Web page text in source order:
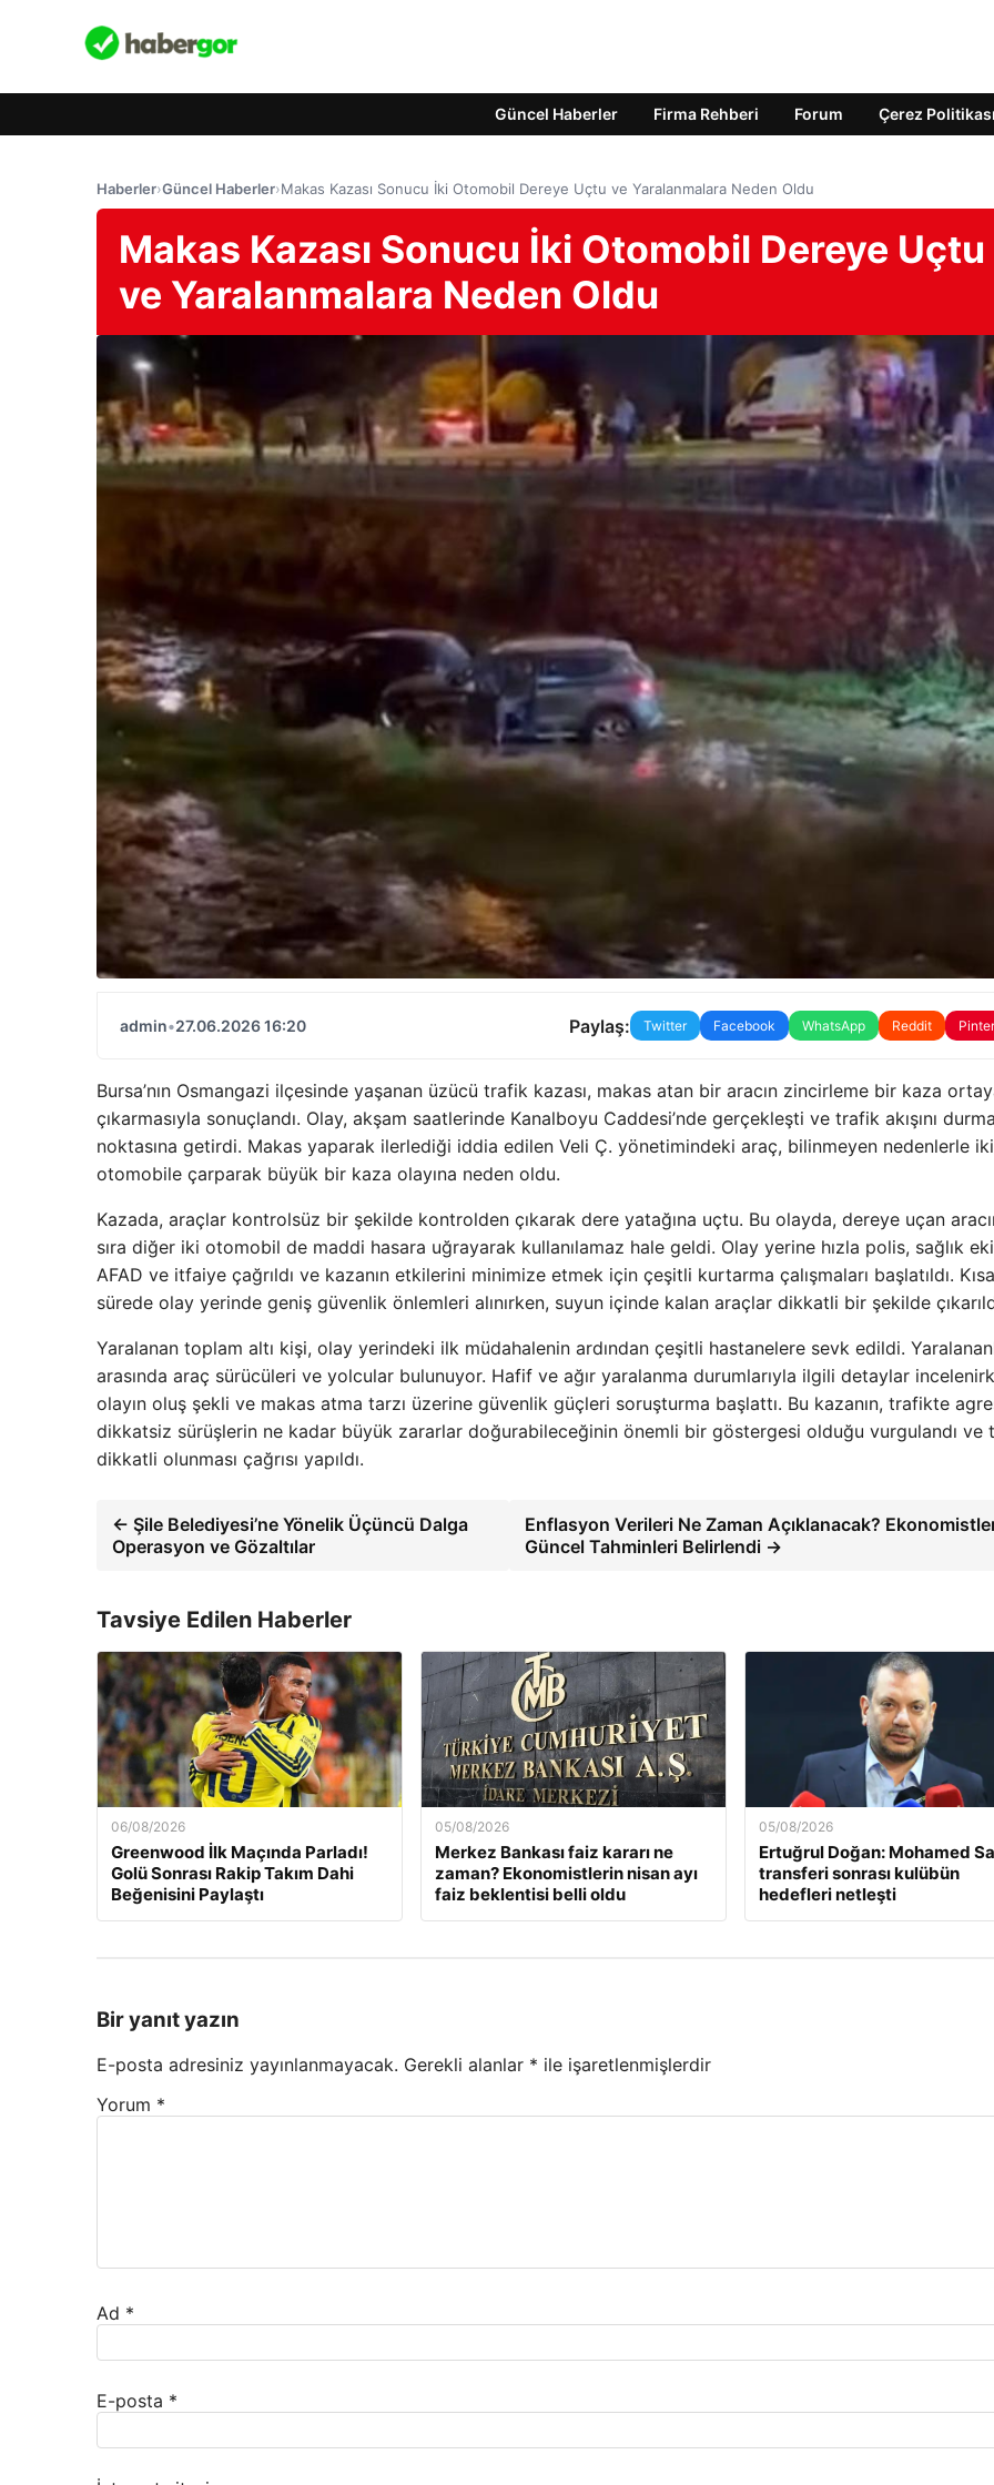
Güncel Haberler Firma Rehberi Forum Çerez Politikası
Haberler›Güncel Haberler›Makas Kazası Sonucu İki Otomobil Dereye Uçtu ve Yaralanmalara Neden Oldu
Makas Kazası Sonucu İki Otomobil Dereye Uçtu
ve Yaralanmalara Neden Oldu
admin•27.06.2026 16:20 Paylaş: Twitter Facebook WhatsApp Reddit
Bursa’nın Osmangazi ilçesinde yaşanan üzücü trafik kazası, makas atan bir aracın zincirleme bir kaza
çıkarmasıyla sonuçlandı. Olay, akşam saatlerinde Kanalboyu Caddesi’nde gerçekleşti ve trafik akışını durma
noktasına getirdi. Makas yaparak ilerlediği iddia edilen Veli Ç. yönetimindeki araç, bilinmeyen nedenlerle
otomobile çarparak büyük bir kaza olayına neden oldu.
Kazada, araçlar kontrolsüz bir şekilde kontrolden çıkarak dere yatağına uçtu. Bu olayda, dereye uçan
sıra diğer iki otomobil de maddi hasara uğrayarak kullanılamaz hale geldi. Olay yerine hızla polis, sağlık
AFAD ve itfaiye çağrıldı ve kazanın etkilerini minimize etmek için çeşitli kurtarma çalışmaları başlatıldı. Kısa
sürede olay yerinde geniş güvenlik önlemleri alınırken, suyun içinde kalan araçlar dikkatli bir şekilde
Yaralanan toplam altı kişi, olay yerindeki ilk müdahalenin ardından çeşitli hastanelere sevk edildi.
arasında araç sürücüleri ve yolcular bulunuyor. Hafif ve ağır yaralanma durumlarıyla ilgili detaylar
olayın oluş şekli ve makas atma tarzı üzerine güvenlik güçleri soruşturma başlattı. Bu kazanın, trafikte
dikkatsiz sürüşlerin ne kadar büyük zararlar doğurabileceğinin önemli bir göstergesi olduğu vurgulandı ve
dikkatli olunması çağrısı yapıldı.
← Şile Belediyesi’ne Yönelik Üçüncü Dalga
Operasyon ve Gözaltılar
Enflasyon Verileri Ne Zaman Açıklanacak?
Güncel Tahminleri Belirlendi →
Tavsiye Edilen Haberler
06/08/2026
Greenwood İlk Maçında Parladı!
Golü Sonrası Rakip Takım Dahi
Beğenisini Paylaştı
05/08/2026
Merkez Bankası faiz kararı ne
zaman? Ekonomistlerin nisan ayı
faiz beklentisi belli oldu
05/08/2026
Ertuğrul Doğan: Mohamed
transferi sonrası kulübün
hedefleri netleşti
Bir yanıt yazın
E-posta adresiniz yayınlanmayacak. Gerekli alanlar * ile işaretlenmişlerdir
Yorum *
Ad *
E-posta *